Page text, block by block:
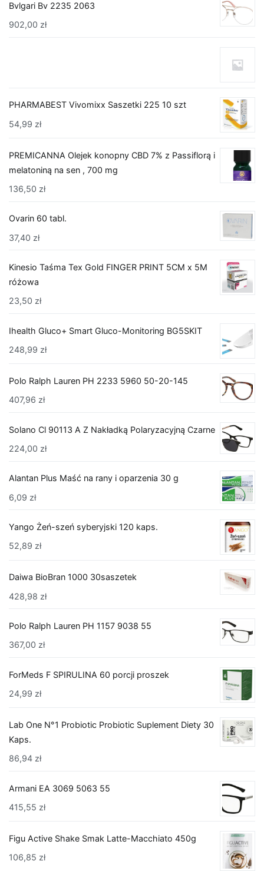
Bvlgari Bv 2235 2063
902,00 zł
PHARMABEST Vivomixx Saszetki 225 10 szt
54,99 zł
PREMICANNA Olejek konopny CBD 7% z Passiflorą i
melatoniną na sen , 700 mg
136,50 zł
Ovarin 60 tabl.
37,40 zł
Kinesio Taśma Tex Gold FINGER PRINT 5CM x 5M
różowa
23,50 zł
Ihealth Gluco+ Smart Gluco-Monitoring BG5SKIT
248,99 zł
Polo Ralph Lauren PH 2233 5960 50-20-145
407,96 zł
Solano Cl 90113 A Z Nakładką Polaryzacyjną Czarne
224,00 zł
Alantan Plus Maść na rany i oparzenia 30 g
6,09 zł
Yango Żeń-szeń syberyjski 120 kaps.
52,89 zł
Daiwa BioBran 1000 30saszetek
428,98 zł
Polo Ralph Lauren PH 1157 9038 55
367,00 zł
ForMeds F SPIRULINA 60 porcji proszek
24,99 zł
Lab One N°1 Probiotic Probiotic Suplement Diety 30
Kaps.
86,94 zł
Armani EA 3069 5063 55
415,55 zł
Figu Active Shake Smak Latte-Macchiato 450g
106,85 zł